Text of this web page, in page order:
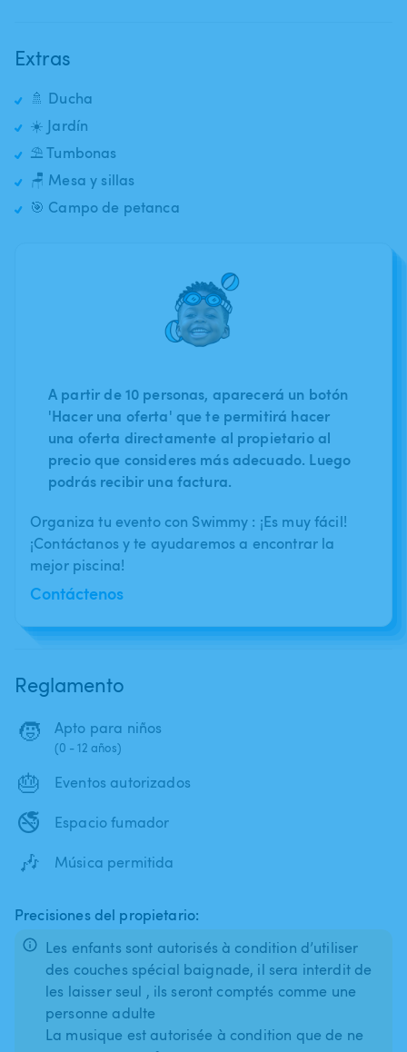
Extras
🚿 Ducha
☀️ Jardín
⛱️ Tumbonas
🪑 Mesa y sillas
🎯 Campo de petanca
A partir de 10 personas, aparecerá un botón
'Hacer una oferta' que te permitirá hacer
una oferta directamente al propietario al
precio que consideres más adecuado. Luego
podrás recibir una factura.
Organiza tu evento con Swimmy : ¡Es muy fácil!
¡Contáctanos y te ayudaremos a encontrar la
mejor piscina!
Contáctenos
Reglamento
🧒 Apto para niños
(0 - 12 años)
🎂 Eventos autorizados
🚭 Espacio fumador
🎶 Música permitida
Precisiones del propietario:
Les enfants sont autorisés à condition d’utiliser
des couches spécial baignade, il sera interdit de
les laisser seul , ils seront comptés comme une
personne adulte
La musique est autorisée à condition que de ne